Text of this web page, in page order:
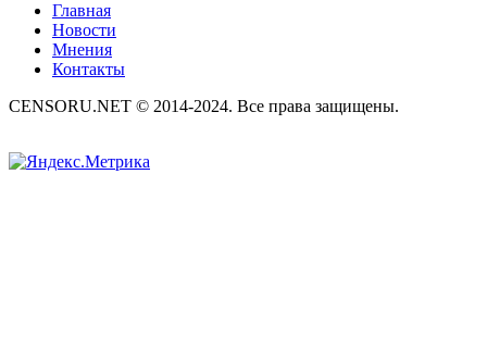
Главная
Новости
Мнения
Контакты
CENSORU.NET © 2014-2024. Все права защищены.